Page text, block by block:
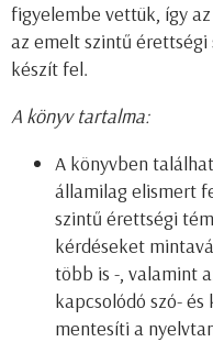
figyelembe vettük, így
az emelt szintű érettségi
készít fel.
A könyv tartalma:
A könyvben
államilag elismert
szintű érettségi
kérdéseket
több is -, valamint
kapcsolódó szó-
mentesíti a